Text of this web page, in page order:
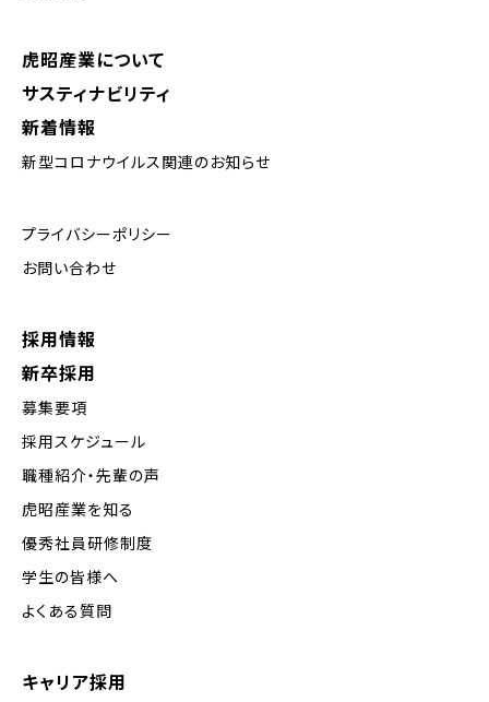
虎昭産業について
サスティナビリティ
新着情報
新型コロナウイルス関連のお知らせ
プライバシーポリシー
お問い合わせ
採用情報
新卒採用
募集要項
採用スケジュール
職種紹介・先輩の声
虎昭産業を知る
優秀社員研修制度
学生の皆様へ
よくある質問
キャリア採用